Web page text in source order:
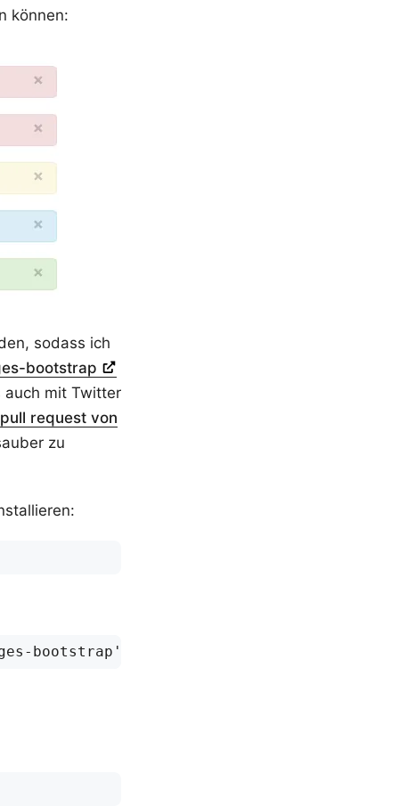
können:
sodass ich
bootstrap
auch mit Twitter
pull request von
zu